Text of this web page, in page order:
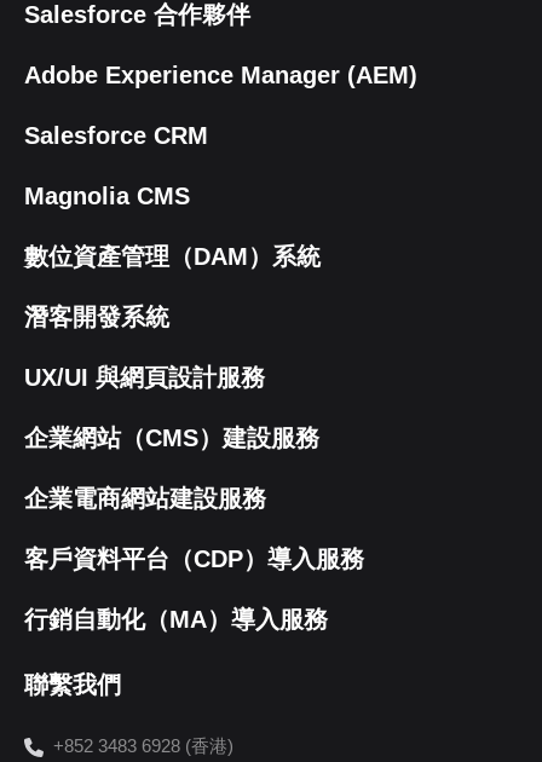
Salesforce 合作夥伴
Adobe Experience Manager (AEM)
Salesforce CRM
Magnolia CMS
數位資產管理（DAM）系統
潛客開發系統
UX/UI 與網頁設計服務
企業網站（CMS）建設服務
企業電商網站建設服務
客戶資料平台（CDP）導入服務
行銷自動化（MA）導入服務
聯繫我們
+852 3483 6928 (香港)